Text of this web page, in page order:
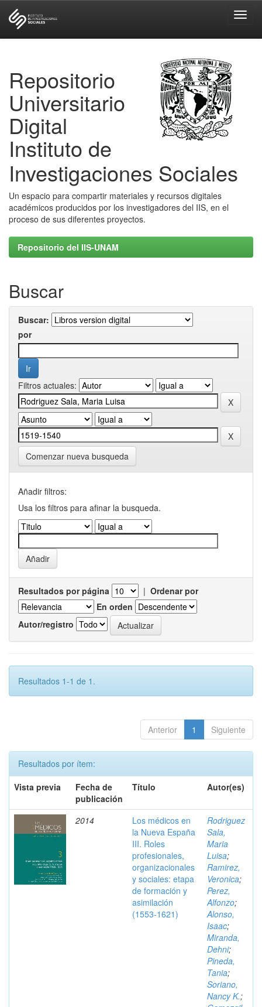
Repositorio
Universitario
Digital
Instituto de
Investigaciones Sociales
Un espacio para compartir materiales y recursos digitales
académicos producidos por los investigadores del IIS, en el
proceso de sus diferentes proyectos.
Repositorio del IIS-UNAM
Buscar
Buscar:
por
Filtros actuales:
Comenzar nueva busqueda
Añadir filtros:
Usa los filtros para afinar la busqueda.
Resultados por página | Ordenar por
En orden
Autor/registro
Resultados 1-1 de 1.
Anterior 1 Siguiente
Resultados por ítem:
Vista previa
Fecha de
publicación
Título Autor(es)
2014
Los médicos en
la Nueva España
III. Roles
profesionales,
organizacionales
y sociales: etapa
de formación y
asimilación
(1553-1621)
Rodriguez
Sala,
Maria
Luisa;
Ramirez,
Veronica;
Perez,
Alfonzo;
Alonso,
Isaac;
Miranda,
Dehni;
Pineda,
Tania;
Soriano,
Nancy K.;